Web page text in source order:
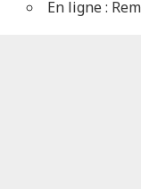
En ligne :